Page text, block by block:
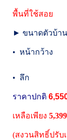
พื้นที่ใช้สอย
► ขนาดตัวบ้าน
• หน้ากว้า
• ลึก
ราคาปกติ
เหลือเพียง
(สงวนสิทธิ์ปรับ